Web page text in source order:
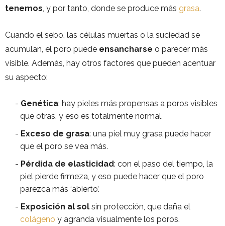
tenemos, y por tanto, donde se produce más grasa.
Cuando el sebo, las células muertas o la suciedad se
acumulan, el poro puede ensancharse o parecer más
visible. Además, hay otros factores que pueden acentuar
su aspecto:
Genética: hay pieles más propensas a poros visibles
que otras, y eso es totalmente normal.
Exceso de grasa: una piel muy grasa puede hacer
que el poro se vea más.
Pérdida de elasticidad: con el paso del tiempo, la
piel pierde firmeza, y eso puede hacer que el poro
parezca más ‘abierto’.
Exposición al sol sin protección, que daña el
colágeno y agranda visualmente los poros.